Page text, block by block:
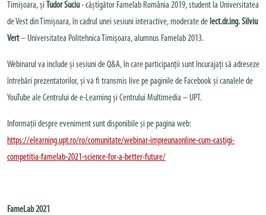
Timișoara, și Tudor Suciu- câștigător Famelab România 2019, student la Universitatea
de Vest din Timișoara, în cadrul unei sesiuni interactive, moderate de lect.dr.ing. Silviu
Vert– Universitatea Politehnica Timișoara, alumnus Famelab 2013.
Webinarul va include și sesiuni de Q&A, în care participanții sunt încurajați să adreseze
întrebări prezentatorilor, și va fi transmis live pe paginile de Facebook și canalele de
YouTube ale Centrului de e-Learning și Centrului Multimedia – UPT.
Informații despre eveniment sunt disponibile și pe pagina web:
https://elearning.upt.ro/ro/comunitate/webinar-impreunaonline-cum-castigi-
competitia-famelab-2021-science-for-a-better-future/
FameLab 2021